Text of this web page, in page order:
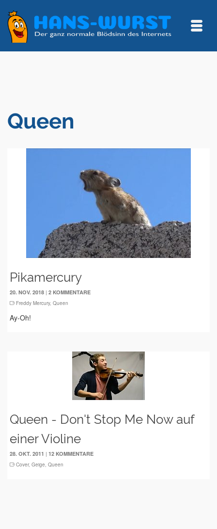
Queen
Pikamercury
20. NOV. 2018 | 2 KOMMENTARE
Freddy Mercury, Queen
Ay-Oh!
Queen - Don't Stop Me Now auf
einer Violine
28. OKT. 2011 | 12 KOMMENTARE
Cover, Geige, Queen